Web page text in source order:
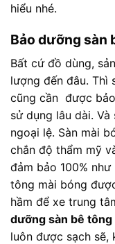
hiểu nhé.
Bảo dưỡng sàn
Bất cứ đồ dùng,
lượng đến đâu. Thì
cũng cần được
sử dụng lâu dài.
ngoại lệ. Sàn mài
chắn độ thẩm mỹ
đảm bảo 100%
tông mài bóng
hầm để xe trung
dưỡng sàn bê
luôn được sạch sẽ,